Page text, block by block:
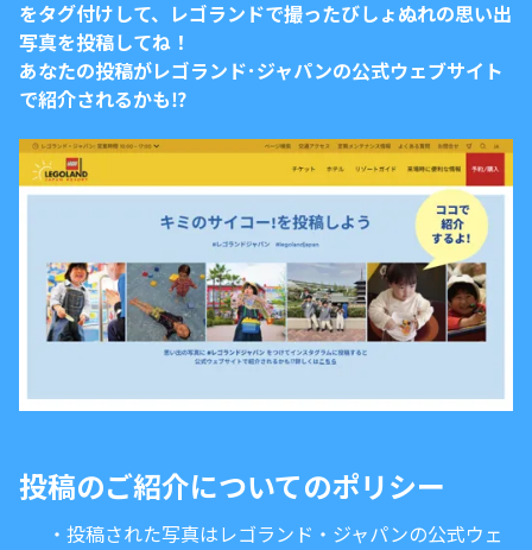
をタグ付けして、レゴランドで撮ったびしょぬれの思い出
写真を投稿してね！
あなたの投稿がレゴランド･ジャパンの公式ウェブサイト
で紹介されるかも⁉
投稿のご紹介についてのポリシー
・投稿された写真はレゴランド・ジャパンの公式ウェ